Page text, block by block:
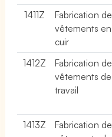
1411Z
Fabrication de
vêtements en
cuir
1412Z
Fabrication de
vêtements de
travail
1413Z
Fabrication de